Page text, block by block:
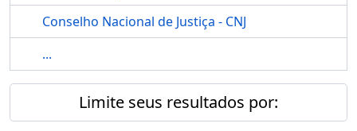
Conselho Nacional de Justiça - CNJ
...
Limite seus resultados por: